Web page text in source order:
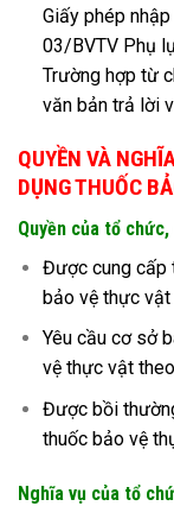
Giấy phép
03/BVTV Phụ
Trường hợp từ
văn bản trả lời
QUYỀN VÀ
DỤNG THUỐC
Quyền của tổ
Được cung cấp
bảo vệ thực vật
Yêu cầu cơ sở
vệ thực vật
Được bồi
thuốc bảo vệ
Nghĩa vụ của tổ